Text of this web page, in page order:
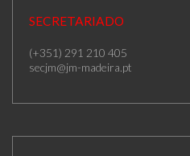
SECRETARIADO
(+351) 291 210 405
secjm@jm-madeira.pt